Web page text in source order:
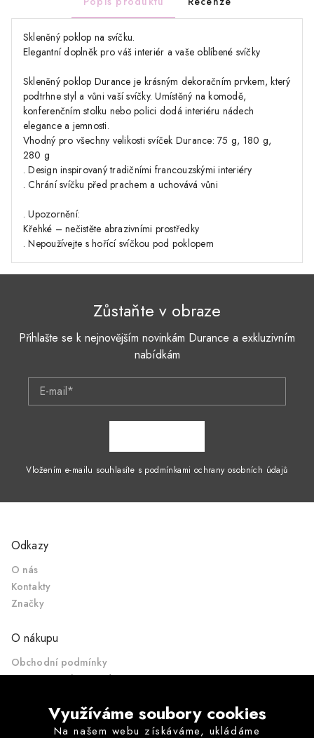
Využíváme soubory cookies
Na našem webu získáváme, ukládáme
Skleněný poklop na svíčku.
Elegantní doplněk pro váš interiér a vaše oblíbené svíčky
Skleněný poklop Durance je krásným dekoračním prvkem, který
podtrhne styl a vůni vaší svíčky. Umístěný na komodě,
konferenčním stolku nebo polici dodá interiéru nádech
elegance a jemnosti.
Vhodný pro všechny velikosti svíček Durance: 75 g, 180 g,
280 g
. Design inspirovaný tradičními francouzskými interiéry
. Chrání svíčku před prachem a uchovává vůni
. Upozornění:
Křehké – nečistěte abrazivními prostředky
. Nepoužívejte s hořící svíčkou pod poklopem
Zůstaňte v obraze
Přihlašte se k nejnovějším novinkám Durance a exkluzivním
nabídkám
E-mail*
Vložením e-mailu souhlasíte s podmínkami ochrany osobních údajů
Odkazy
O nás
Kontakty
Značky
O nákupu
Obchodní podmínky
Ochrana osobních údajů
Poučení o právu odstoupit od kupní smlouvy
Často pokládané otázky